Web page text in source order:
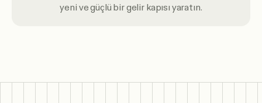
yeni ve güçlü bir gelir kapısı yaratın.